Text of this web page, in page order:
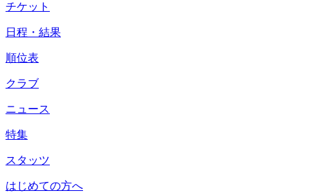
チケット
日程・結果
順位表
クラブ
ニュース
特集
スタッツ
はじめての方へ